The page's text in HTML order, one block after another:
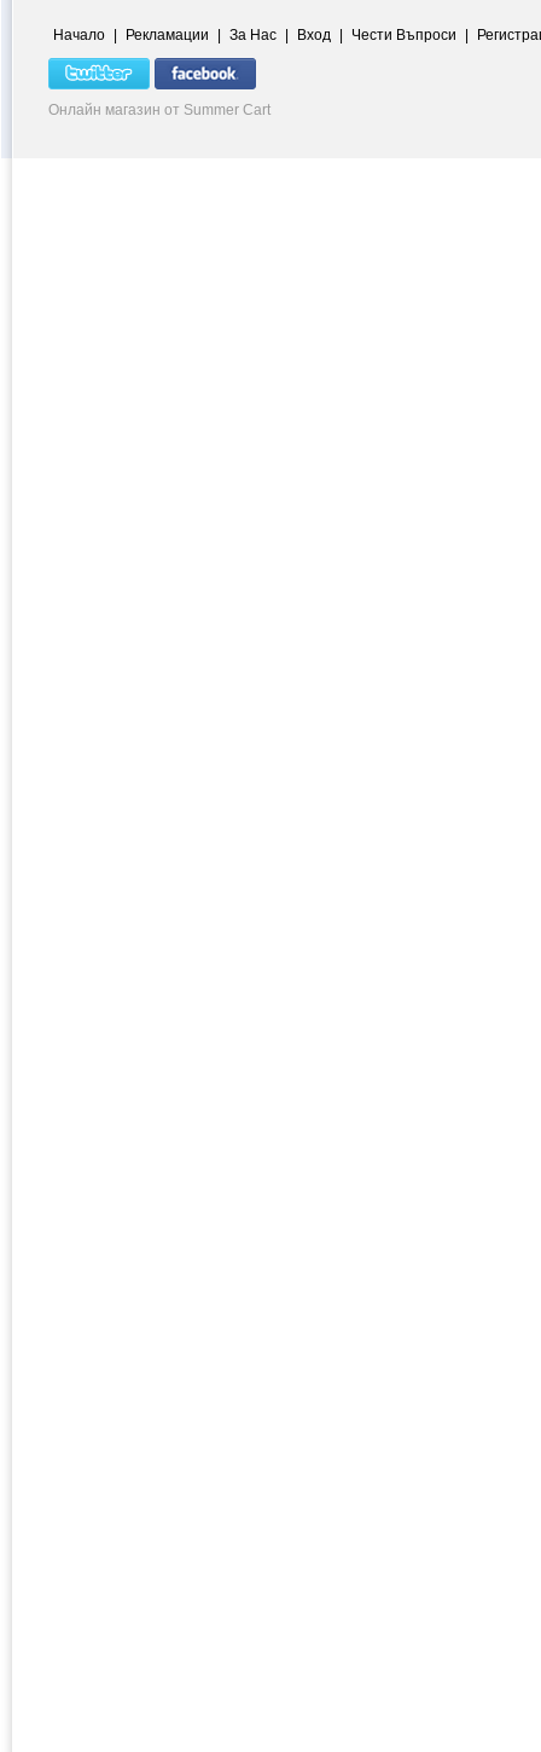
Начало | Рекламации | За Нас | Вход | Чести Въпроси |
Онлайн магазин от Summer Cart